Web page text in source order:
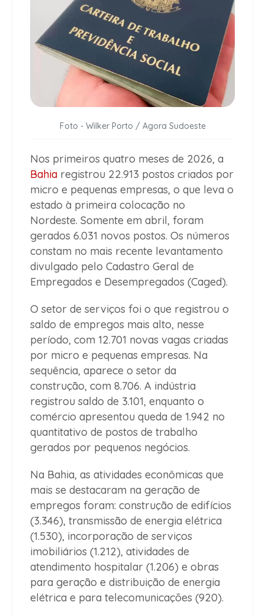
Foto - Wilker Porto / Agora Sudoeste
Nos primeiros quatro meses de 2026, a
Bahia registrou 22.913 postos criados por
micro e pequenas empresas, o que leva o
estado à primeira colocação no
Nordeste. Somente em abril, foram
gerados 6.031 novos postos. Os números
constam no mais recente levantamento
divulgado pelo Cadastro Geral de
Empregados e Desempregados (Caged).
O setor de serviços foi o que registrou o
saldo de empregos mais alto, nesse
período, com 12.701 novas vagas criadas
por micro e pequenas empresas. Na
sequência, aparece o setor da
construção, com 8.706. A indústria
registrou saldo de 3.101, enquanto o
comércio apresentou queda de 1.942 no
quantitativo de postos de trabalho
gerados por pequenos negócios.
Na Bahia, as atividades econômicas que
mais se destacaram na geração de
empregos foram: construção de edifícios
(3.346), transmissão de energia elétrica
(1.530), incorporação de serviços
imobiliários (1.212), atividades de
atendimento hospitalar (1.206) e obras
para geração e distribuição de energia
elétrica e para telecomunicações (920).